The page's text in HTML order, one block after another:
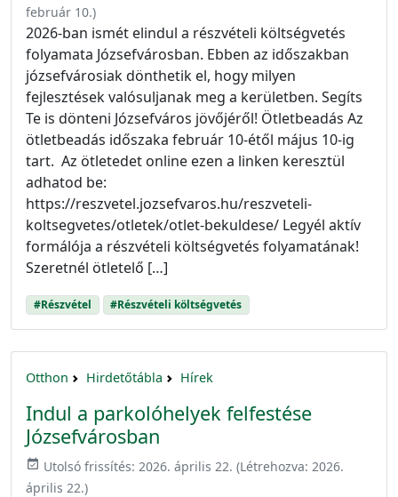
február 10.)
2026-ban ismét elindul a részvételi költségvetés
folyamata Józsefvárosban. Ebben az időszakban
józsefvárosiak dönthetik el, hogy milyen
fejlesztések valósuljanak meg a kerületben. Segíts
Te is dönteni Józsefváros jövőjéről! Ötletbeadás Az
ötletbeadás időszaka február 10-étől május 10-ig
tart. Az ötletedet online ezen a linken keresztül
adhatod be:
https://reszvetel.jozsefvaros.hu/reszveteli-
koltsegvetes/otletek/otlet-bekuldese/ Legyél aktív
formálója a részvételi költségvetés folyamatának!
Szeretnél ötletelő […]
#Részvétel #Részvételi költségvetés
Otthon Hirdetőtábla Hírek
Indul a parkolóhelyek felfestése
Józsefvárosban
event_available Utolsó frissítés: 2026. április 22. (Létrehozva: 2026.
április 22.)